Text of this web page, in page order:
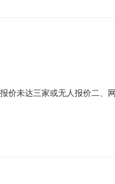
价未达三家或无人报价二、
2023-11-031